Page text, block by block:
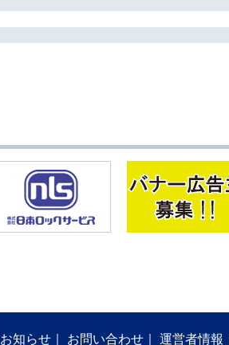
お知らせ お問い合わせ 運営者情報